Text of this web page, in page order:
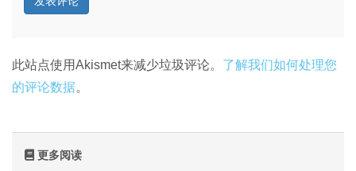
此站点使用Akismet来减少垃圾评论。 了解我们如何处理您
的评论数据。
更多阅读